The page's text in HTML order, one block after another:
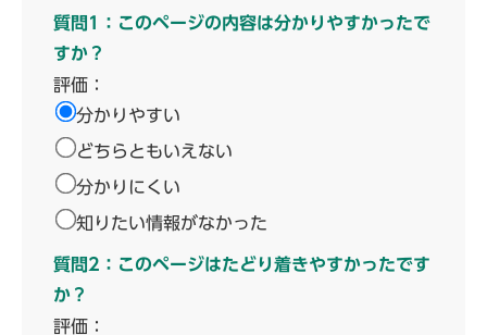
質問1：このページの内容は分かりやすかったで
すか？
評価：
分かりやすい
どちらともいえない
分かりにくい
知りたい情報がなかった
質問2：このページはたどり着きやすかったです
か？
評価：